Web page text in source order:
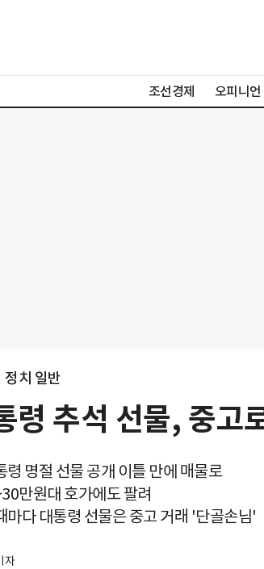
조선경제 오피니언
정치 일반
령 추석 선물, 중
령 명절 선물 공개 이틀 만에 매물로
만원대 호가에도 팔려
마다 대통령 선물은 중고 거래 '단골손님'
자